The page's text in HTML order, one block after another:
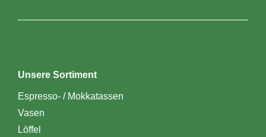
Unsere Sortiment
Espresso- / Mokkatassen
Vasen
Löffel